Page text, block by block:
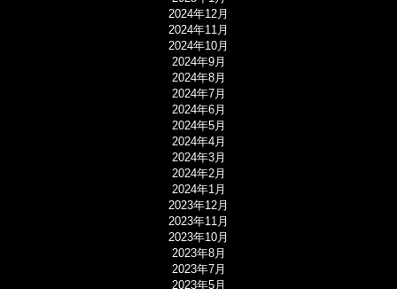
2024年12月
2024年11月
2024年10月
2024年9月
2024年8月
2024年7月
2024年6月
2024年5月
2024年4月
2024年3月
2024年2月
2024年1月
2023年12月
2023年11月
2023年10月
2023年8月
2023年7月
2023年5月